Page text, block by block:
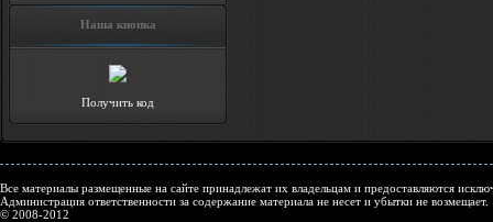
Наша кнопка
Получить код
Все материалы размещенные на сайте принадлежат их владельцам и предоставляются
Администрация ответственности за содержание материала не несет и убытки не возмещает.
© 2008-2012